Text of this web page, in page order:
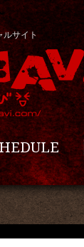
ルサイト